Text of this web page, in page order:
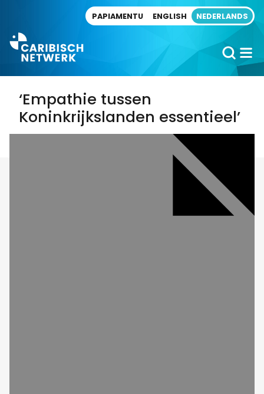
PAPIAMENTU ENGLISH NEDERLANDS
‘Empathie tussen
Koninkrijkslanden essentieel’